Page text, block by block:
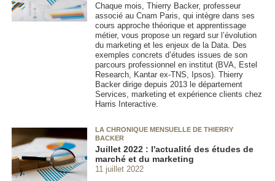
Chaque mois, Thierry Backer, professeur
associé au Cnam Paris, qui intègre dans ses
cours approche théorique et apprentissage
métier, vous propose un regard sur l’évolution
du marketing et les enjeux de la Data. Des
exemples concrets d’études issues de son
parcours professionnel en institut (BVA, Estel
Research, Kantar ex-TNS, Ipsos). Thierry
Backer dirige depuis 2013 le département
Services, marketing et expérience clients chez
Harris Interactive.
LA CHRONIQUE MENSUELLE DE THIERRY
BACKER
Juillet 2022 : l'actualité des études de
marché et du marketing
11 juillet 2022